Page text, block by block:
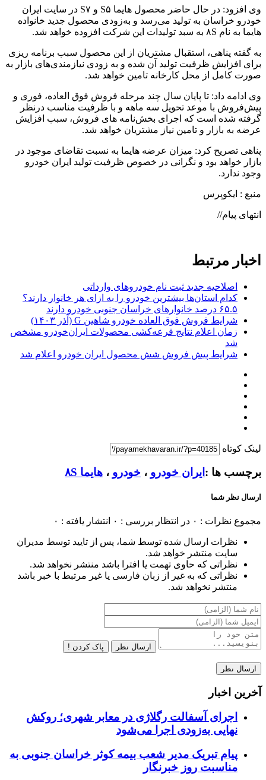
وی افزود: در حال حاضر محصول هایما S۵ و S۷ در سایت ایران
خودرو خراسان به تولید می‌رسد و به‌زودی محصول جدید خانواده
هایما به نام ۸S به سبد تولیدات این شرکت افزوده خواهد شد.
به گفته پناهی، استقبال مشتریان از این محصول سبب برنامه ریزی
برای افزایش ظرفیت تولید آن شده و به زودی نیازمندی‌های بازار به
صورت کامل از محل کارخانه تامین خواهد شد.
وی ادامه داد: تا پایان سال چند مرحله فروش فوق العاده، فوری و
پیش‌‌فروش با موعد تحویل سه ماهه و با ظرفیت مناسب درنظر
گرفته شده است که اجرای بخش‌نامه های فروش، سبب افزایش
عرضه به بازار و تامین نیاز مشتریان خواهد شد.
پناهی تصریح کرد: میزان عرضه هایما به نسبت تقاضای موجود در
بازار خواهد بود و نگرانی در خصوص ظرفیت تولید ایران خودرو
وجود ندارد.
منبع : ایکوپرس
انتهای پیام//
اخبار مرتبط
اصلاحیه جدید ثبت نام خودروهای وارداتی
کدام استان‌ها بیشترین خودرو را به ازای هر خانوار دارند؟
۶۵.۵ درصد خانوارهای خراسان جنوبی خودرو دارند
شرایط فروش فوق العاده خودرو شاهین G (آذر ۱۴۰۳)
زمان اعلام نتایج قرعه‌کشی محصولات ایران‌خودرو مشخص
شد
شرایط پیش فروش شش محصول ایران خودرو اعلام شد
لینک کوتاه
برچسب ها : ایران خودرو ، خودرو ، هایما ۸S
ارسال نظر شما
مجموع نظرات : ۰ در انتظار بررسی : ۰ انتشار یافته : ۰
نظرات ارسال شده توسط شما، پس از تایید توسط مدیران
سایت منتشر خواهد شد.
نظراتی که حاوی تهمت یا افترا باشد منتشر نخواهد شد.
نظراتی که به غیر از زبان فارسی یا غیر مرتبط با خبر باشد
منتشر نخواهد شد.
ارسال نظر پاک کردن !
آخرین اخبار
اجرای آسفالت رگلاژی در معابر شهری؛ روکش
نهایی به‌زودی اجرا می‌شود
پیام تبریک مدیر شعب بیمه کوثر خراسان جنوبی به
مناسبت روز خبرنگار